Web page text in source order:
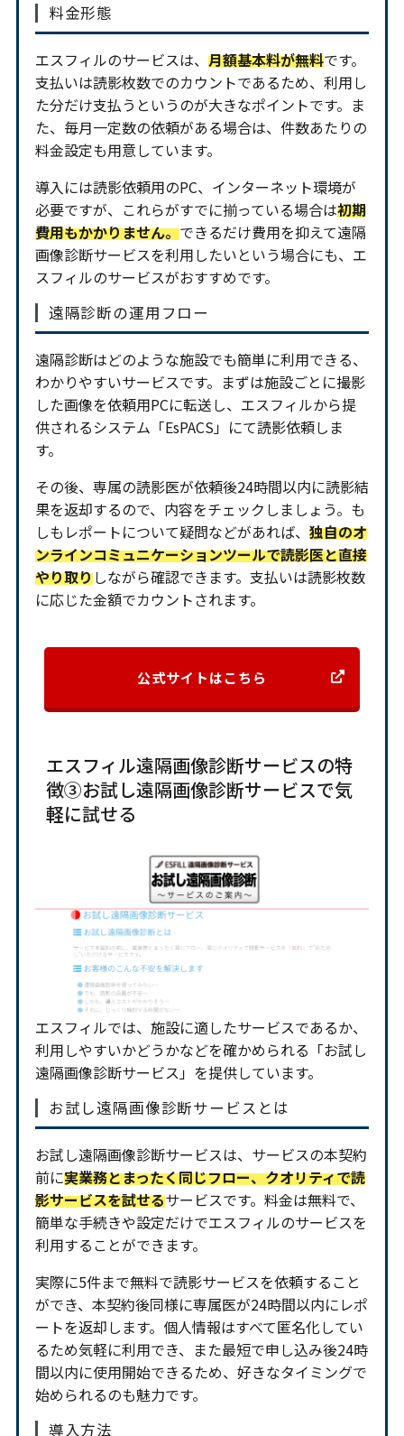
料金形態
エスフィルのサービスは、 月額基本料が無料です。
支払いは読影枚数でのカウントであるため、利用し
た分だけ支払うというのが大きなポイントです。ま
た、毎月一定数の依頼がある場合は、件数あたりの
料金設定も用意しています。
導入には読影依頼用のPC、インターネット環境が
必要ですが、これらがすでに揃っている場合は初期
費用もかかりません。できるだけ費用を抑えて遠隔
画像診断サービスを利用したいという場合にも、エ
スフィルのサービスがおすすめです。
遠隔診断の運用フロー
遠隔診断はどのような施設でも簡単に利用できる、
わかりやすいサービスです。まずは施設ごとに撮影
した画像を依頼用PCに転送し、エスフィルから提
供されるシステム「EsPACS」にて読影依頼しま
す。
その後、専属の読影医が依頼後24時間以内に読影結
果を返却するので、内容をチェックしましょう。も
しもレポートについて疑問などがあれば、 独自のオ
ンラインコミュニケーションツールで読影医と直接
やり取りしながら確認できます。支払いは読影枚数
に応じた金額でカウントされます。
公式サイトはこちら
エスフィル遠隔画像診断サービスの特
徴③お試し遠隔画像診断サービスで気
軽に試せる
エスフィルでは、施設に適したサービスであるか、
利用しやすいかどうかなどを確かめられる「お試し
遠隔画像診断サービス」を提供しています。
お試し遠隔画像診断サービスとは
お試し遠隔画像診断サービスは、サービスの本契約
前に実業務とまったく同じフロー、クオリティで読
影サービスを試せるサービスです。料金は無料で、
簡単な手続きや設定だけでエスフィルのサービスを
利用することができます。
実際に5件まで無料で読影サービスを依頼すること
ができ、本契約後同様に専属医が24時間以内にレポ
ートを返却します。個人情報はすべて匿名化してい
るため気軽に利用でき、また最短で申し込み後24時
間以内に使用開始できるため、好きなタイミングで
始められるのも魅力です。
導入方法